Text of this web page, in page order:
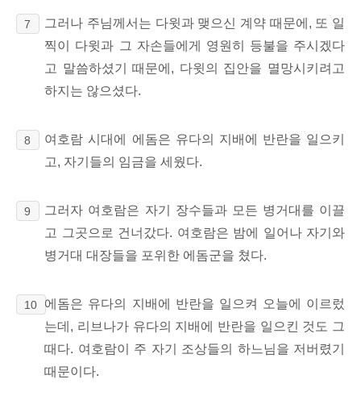
7
그러나 주님께서는 다윗과 맺으신 계약 때문에, 또 일
찍이 다윗과 그 자손들에게 영원히 등불을 주시겠다
고 말씀하셨기 때문에, 다윗의 집안을 멸망시키려고
하지는 않으셨다.
8
여호람 시대에 에돔은 유다의 지배에 반란을 일으키
고, 자기들의 임금을 세웠다.
9
그러자 여호람은 자기 장수들과 모든 병거대를 이끌
고 그곳으로 건너갔다. 여호람은 밤에 일어나 자기와
병거대 대장들을 포위한 에돔군을 쳤다.
10
에돔은 유다의 지배에 반란을 일으켜 오늘에 이르렀
는데, 리브나가 유다의 지배에 반란을 일으킨 것도 그
때다. 여호람이
주 자기 조상들의 하느님을 저버렸기
때문이다.